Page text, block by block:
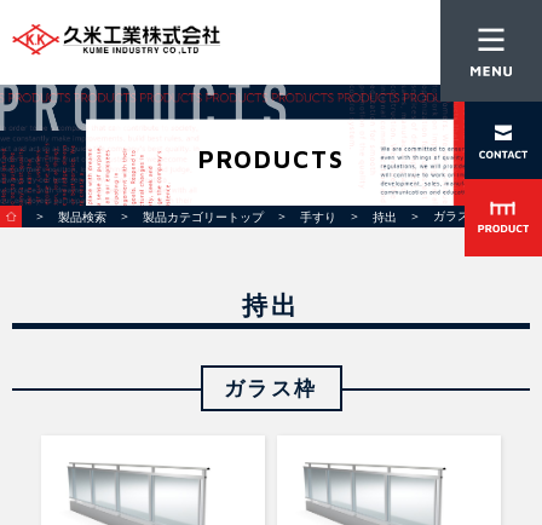
PRODUCTS
＞ 製品検索 ＞ 製品カテゴリートップ＞ 手すり ＞ 持出 ＞ ガラス枠
持出
ガラス枠